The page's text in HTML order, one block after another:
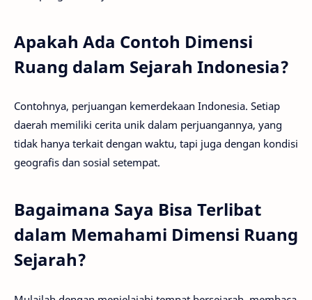
Apakah Ada Contoh Dimensi
Ruang dalam Sejarah Indonesia?
Contohnya, perjuangan kemerdekaan Indonesia. Setiap
daerah memiliki cerita unik dalam perjuangannya, yang
tidak hanya terkait dengan waktu, tapi juga dengan kondisi
geografis dan sosial setempat.
Bagaimana Saya Bisa Terlibat
dalam Memahami Dimensi Ruang
Sejarah?